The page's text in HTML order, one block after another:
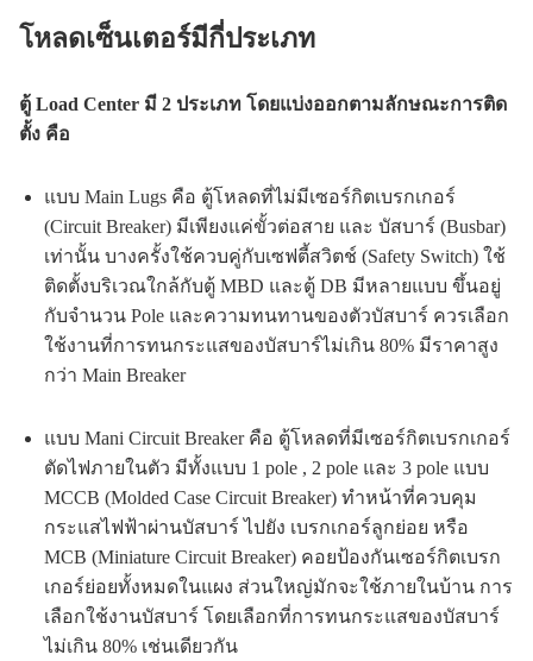
โหลดเซ็นเตอร์มีกี่ประเภท
ตู้ Load Center มี 2 ประเภท โดยแบ่งออกตามลักษณะการติด
ตั้ง คือ
แบบ Main Lugs คือ ตู้โหลดที่ไม่มีเซอร์กิตเบรกเกอร์
(Circuit Breaker) มีเพียงแค่ขั้วต่อสาย และ บัสบาร์ (Busbar)
เท่านั้น บางครั้งใช้ควบคู่กับเซฟตี้สวิตช์ (Safety Switch) ใช้
ติดตั้งบริเวณใกล้กับตู้ MBD และตู้ DB มีหลายแบบ ขึ้นอยู่
กับจำนวน Pole และความทนทานของตัวบัสบาร์ ควรเลือก
ใช้งานที่การทนกระแสของบัสบาร์ไม่เกิน 80% มีราคาสูง
กว่า Main Breaker
แบบ Mani Circuit Breaker คือ ตู้โหลดที่มีเซอร์กิตเบรกเกอร์
ตัดไฟภายในตัว มีทั้งแบบ 1 pole , 2 pole และ 3 pole แบบ
MCCB (Molded Case Circuit Breaker) ทำหน้าที่ควบคุม
กระแสไฟฟ้าผ่านบัสบาร์ ไปยัง เบรกเกอร์ลูกย่อย หรือ
MCB (Miniature Circuit Breaker) คอยป้องกันเซอร์กิตเบรก
เกอร์ย่อยทั้งหมดในแผง ส่วนใหญ่มักจะใช้ภายในบ้าน การ
เลือกใช้งานบัสบาร์ โดยเลือกที่การทนกระแสของบัสบาร์
ไม่เกิน 80% เช่นเดียวกัน